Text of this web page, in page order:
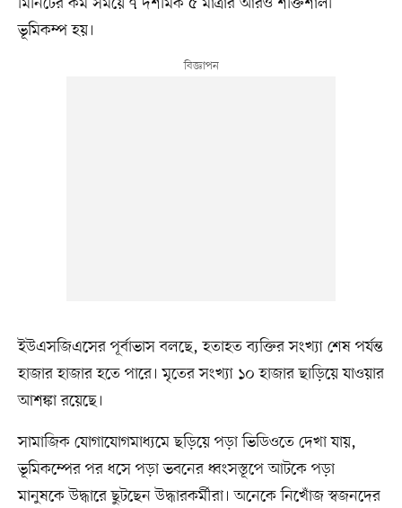
ভূমিকম্প হয়।
ইউএসজিএসের পূর্বাভাস বলছে, হতাহত ব্যক্তির সংখ্যা শেষ পর্যন্ত
হাজার হাজার হতে পারে। মৃতের সংখ্যা ১০ হাজার ছাড়িয়ে যাওয়ার
আশঙ্কা রয়েছে।
সামাজিক যোগাযোগমাধ্যমে ছড়িয়ে পড়া ভিডিওতে দেখা যায়,
ভূমিকম্পের পর ধসে পড়া ভবনের ধ্বংসস্তূপে আটকে পড়া
মানুষকে উদ্ধারে ছুটছেন উদ্ধারকর্মীরা। অনেকে নিখোঁজ স্বজনদের